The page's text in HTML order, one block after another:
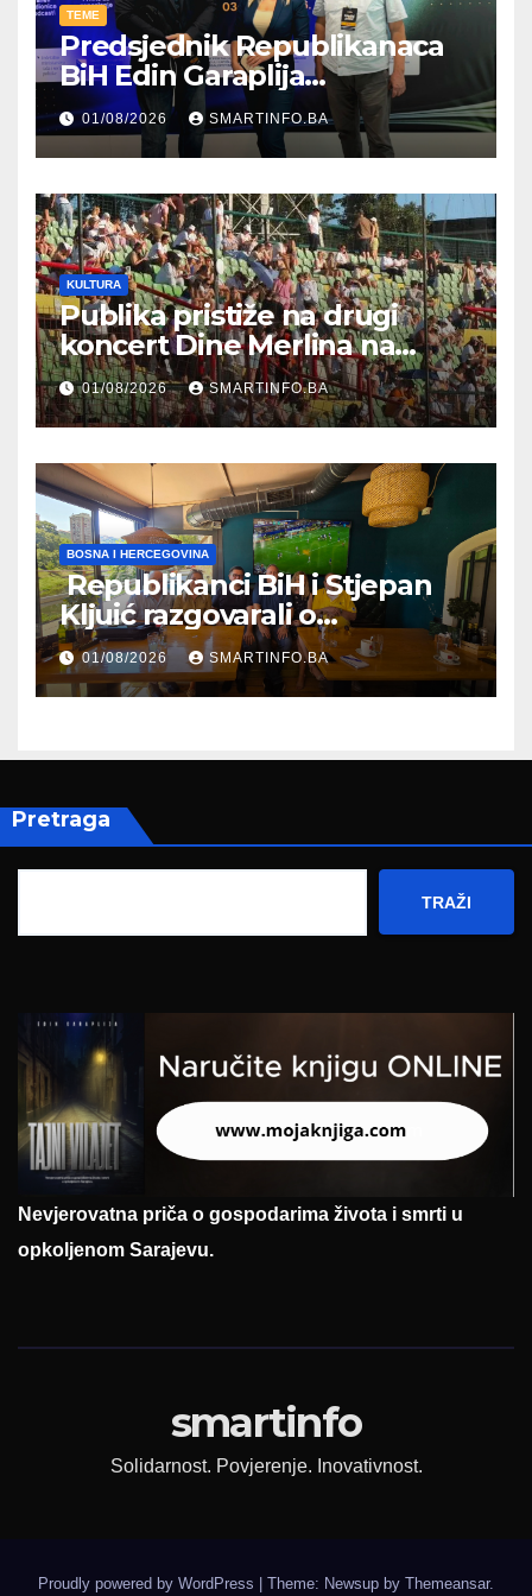
TEME
Predsjednik Republikanaca
BiH Edin Garaplija
prisustvovao prezentaciji
Federalnog sajma
zapošljavanja
01/08/2026 SMARTINFO.BA
KULTURA
Publika pristiže na drugi
koncert Dine Merlina na
Koševu
01/08/2026 SMARTINFO.BA
BOSNA I HERCEGOVINA
Republikanci BiH i Stjepan
Kljuić razgovarali o
evropskom putu Bosne i
Hercegovine
01/08/2026 SMARTINFO.BA
Pretraga
TRAŽI
Nevjerovatna priča o gospodarima života i smrti u
opkoljenom Sarajevu.
smartinfo
Solidarnost. Povjerenje. Inovativnost.
Proudly powered by WordPress Theme: Newsup by Themeansar.